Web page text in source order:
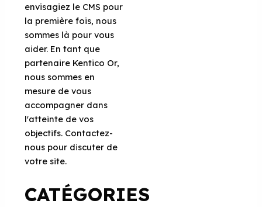
envisagiez le CMS pour
la première fois, nous
sommes là pour vous
aider. En tant que
partenaire Kentico Or,
nous sommes en
mesure de vous
accompagner dans
l'atteinte de vos
objectifs. Contactez-
nous pour discuter de
votre site.
CATÉGORIES